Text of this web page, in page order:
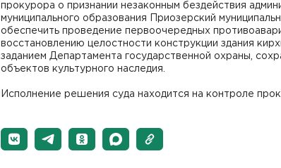
прокурора о признании незаконным бездействия
муниципального образования Приозерский
обеспечить проведение первоочередных
восстановлению целостности конструкции здания
заданием Департамента государственной охраны,
объектов культурного наследия.
Исполнение решения суда находится на контроле